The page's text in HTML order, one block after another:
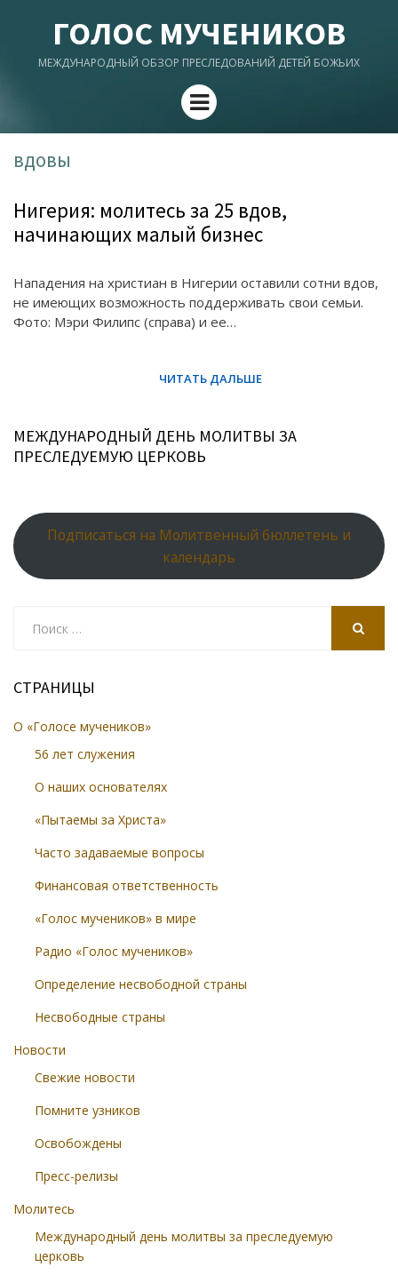
ГОЛОС МУЧЕНИКОВ
МЕЖДУНАРОДНЫЙ ОБЗОР ПРЕСЛЕДОВАНИЙ ДЕТЕЙ БОЖЬИХ
Menu
вдовы
Нигерия: молитесь за 25 вдов,
начинающих малый бизнес
Нападения на христиан в Нигерии оставили сотни вдов,
не имеющих возможность поддерживать свои семьи.
Фото: Мэри Филипс (справа) и ее…
МЕЖДУНАРОДНЫЙ ДЕНЬ МОЛИТВЫ ЗА
ПРЕСЛЕДУЕМУЮ ЦЕРКОВЬ
Подписаться на Молитвенный бюллетень и
календарь
СТРАНИЦЫ
О «Голосе мучеников»
56 лет служения
О наших основателях
«Пытаемы за Христа»
Часто задаваемые вопросы
Финансовая ответственность
«Голос мучеников» в мире
Радио «Голос мучеников»
Определение несвободной страны
Несвободные страны
Новости
Свежие новости
Помните узников
Освобождены
Пресс-релизы
Молитесь
Международный день молитвы за преследуемую
церковь